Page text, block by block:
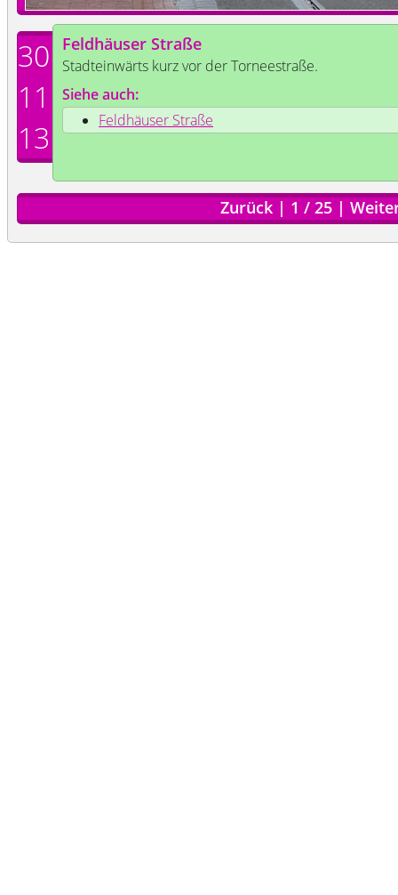
30
11
13
Feldhäuser Straße
Stadteinwärts kurz vor der Torneestraße.
Siehe auch:
Feldhäuser Straße
Zurück | 1 / 25 |